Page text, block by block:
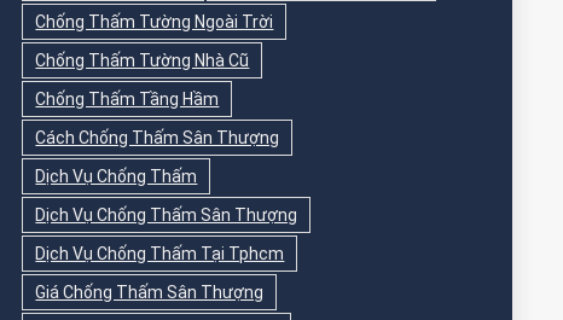
Chống Thấm Tường Ngoài Trời
Chống Thấm Tường Nhà Cũ
Chống Thấm Tầng Hầm
Cách Chống Thấm Sân Thượng
Dịch Vụ Chống Thấm
Dịch Vụ Chống Thấm Sân Thượng
Dịch Vụ Chống Thấm Tại Tphcm
Giá Chống Thấm Sân Thượng